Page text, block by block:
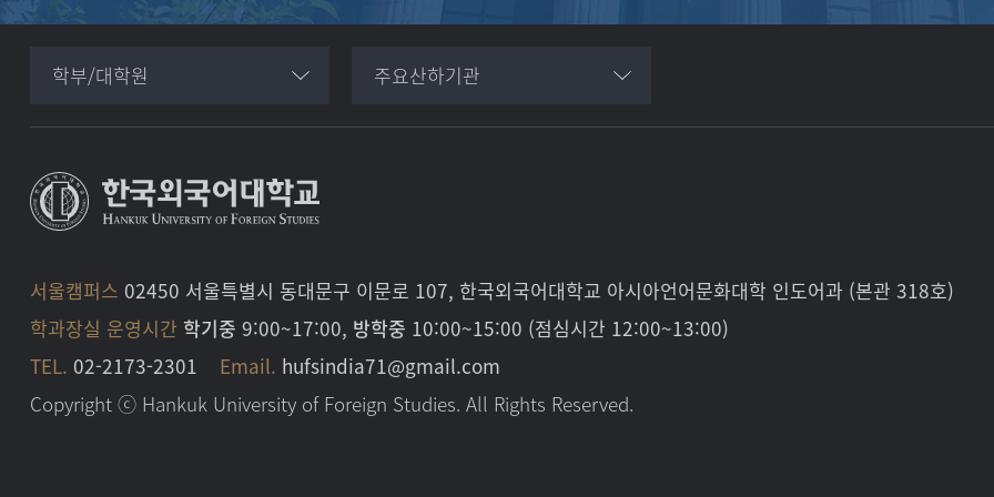
학부/대학원 주요산하기관
서울캠퍼스 02450 서울특별시 동대문구 이문로 107, 한국외국어대학교 아시아언어문화대학 인도어과 (본관 318호)
학과장실 운영시간 학기중 9:00~17:00, 방학중 10:00~15:00 (점심시간 12:00~13:00)
TEL. 02-2173-2301 Email. hufsindia71@gmail.com
Copyright ⓒ Hankuk University of Foreign Studies. All Rights Reserved.